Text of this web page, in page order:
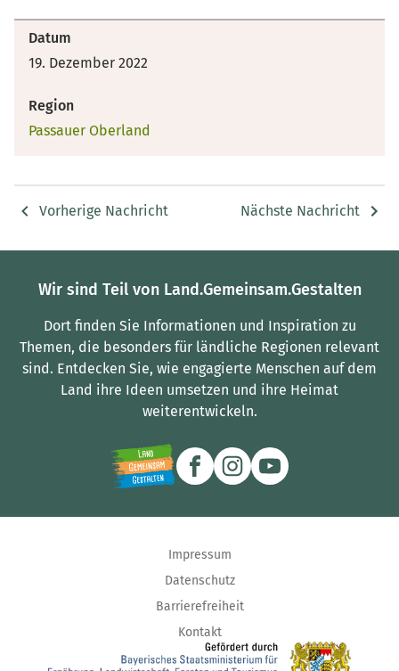
Datum
19. Dezember 2022
Region
Passauer Oberland
Vorherige Nachricht Nächste Nachricht
Wir sind Teil von Land.Gemeinsam.Gestalten
Dort finden Sie Informationen und Inspiration zu
Themen, die besonders für ländliche Regionen relevant
sind. Entdecken Sie, wie engagierte Menschen auf dem
Land ihre Ideen umsetzen und ihre Heimat
weiterentwickeln.
Impressum
Datenschutz
Barrierefreiheit
Kontakt